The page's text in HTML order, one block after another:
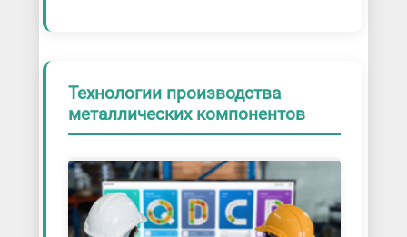
Технологии производства
металлических компонентов